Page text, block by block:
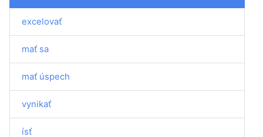
excelovať
mať sa
mať úspech
vynikať
ísť